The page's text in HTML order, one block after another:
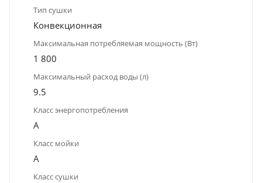
Тип сушки
Конвекционная
Максимальная потребляемая мощность (Вт)
1 800
Максимальный расход воды (л)
9.5
Класс энергопотребления
A
Класс мойки
A
Класс сушки